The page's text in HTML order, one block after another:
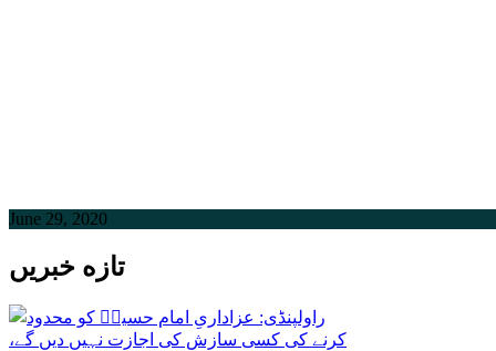
June 29, 2020
تازه خبریں